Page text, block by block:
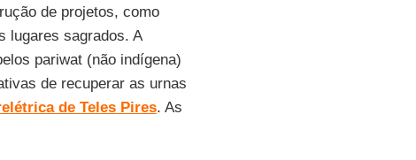
de projetos, como
lugares sagrados. A
pariwat (não indígena)
de recuperar as urnas
de Teles Pires. As